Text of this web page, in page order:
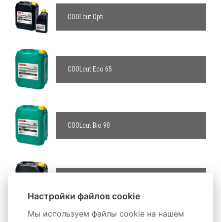
COOLcut Opti
COOLcut Eco 65
COOLcut Bio 90
Настройки файлов cookie
Мы используем файлы cookie на нашем